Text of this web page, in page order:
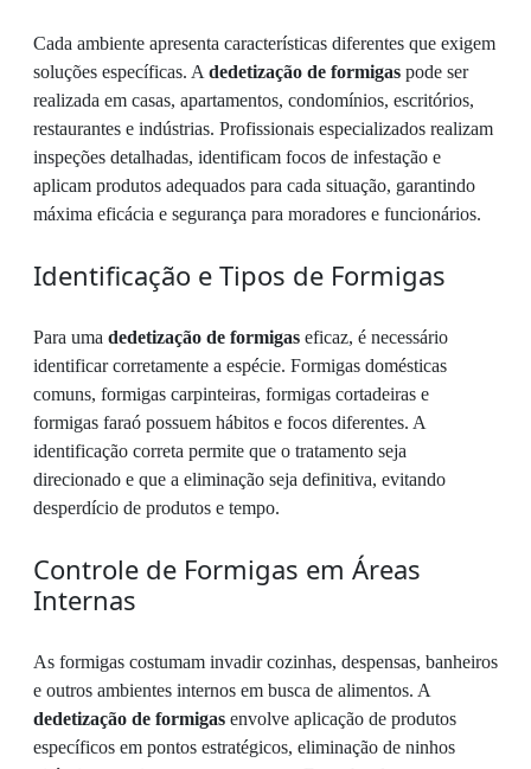
Cada ambiente apresenta características diferentes que exigem
soluções específicas. A dedetização de formigas pode ser
realizada em casas, apartamentos, condomínios, escritórios,
restaurantes e indústrias. Profissionais especializados realizam
inspeções detalhadas, identificam focos de infestação e
aplicam produtos adequados para cada situação, garantindo
máxima eficácia e segurança para moradores e funcionários.
Identificação e Tipos de Formigas
Para uma dedetização de formigas eficaz, é necessário
identificar corretamente a espécie. Formigas domésticas
comuns, formigas carpinteiras, formigas cortadeiras e
formigas faraó possuem hábitos e focos diferentes. A
identificação correta permite que o tratamento seja
direcionado e que a eliminação seja definitiva, evitando
desperdício de produtos e tempo.
Controle de Formigas em Áreas
Internas
As formigas costumam invadir cozinhas, despensas, banheiros
e outros ambientes internos em busca de alimentos. A
dedetização de formigas envolve aplicação de produtos
específicos em pontos estratégicos, eliminação de ninhos